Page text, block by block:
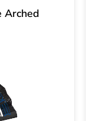
Arched